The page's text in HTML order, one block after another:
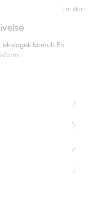
For stor
bomull. En